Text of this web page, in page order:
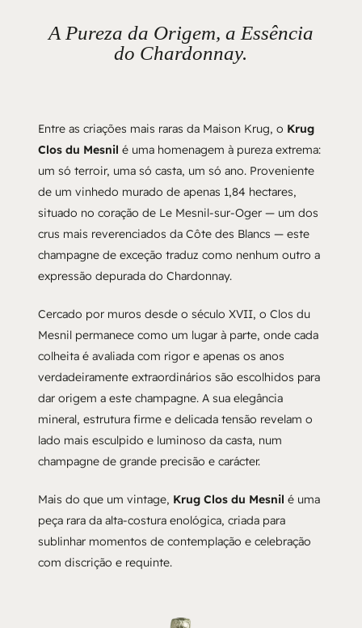
A Pureza da Origem, a Essência
do Chardonnay.
Entre as criações mais raras da Maison Krug, o Krug
Clos du Mesnil é uma homenagem à pureza extrema:
um só terroir, uma só casta, um só ano. Proveniente
de um vinhedo murado de apenas 1,84 hectares,
situado no coração de Le Mesnil-sur-Oger — um dos
crus mais reverenciados da Côte des Blancs — este
champagne de exceção traduz como nenhum outro a
expressão depurada do Chardonnay.
Cercado por muros desde o século XVII, o Clos du
Mesnil permanece como um lugar à parte, onde cada
colheita é avaliada com rigor e apenas os anos
verdadeiramente extraordinários são escolhidos para
dar origem a este champagne. A sua elegância
mineral, estrutura firme e delicada tensão revelam o
lado mais esculpido e luminoso da casta, num
champagne de grande precisão e carácter.
Mais do que um vintage, Krug Clos du Mesnil é uma
peça rara da alta-costura enológica, criada para
sublinhar momentos de contemplação e celebração
com discrição e requinte.